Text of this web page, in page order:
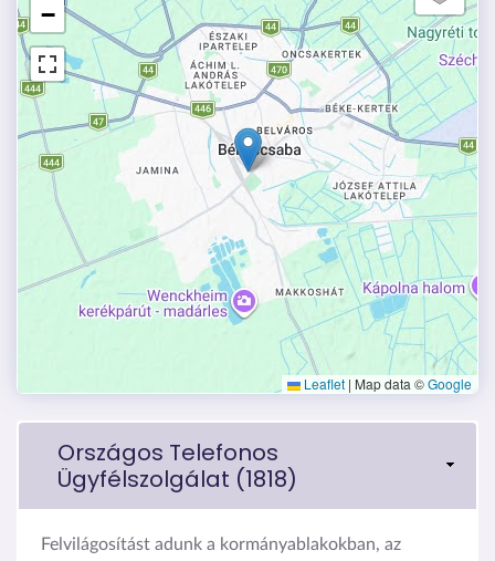
−
Leaflet | Map data ©Google
Országos Telefonos
Ügyfélszolgálat (1818)
Felvilágosítást adunk a kormányablakokban, az